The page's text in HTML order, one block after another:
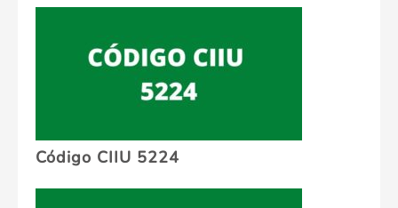
Código CIIU 5224